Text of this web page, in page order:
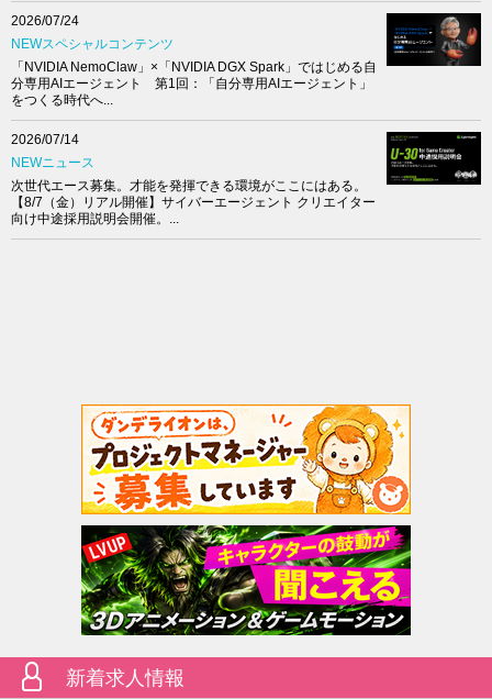
2026/07/24
NEWスペシャルコンテンツ
「NVIDIA NemoClaw」×「NVIDIA DGX Spark」ではじめる自
分専用AIエージェント 第1回：「自分専用AIエージェント」
をつくる時代へ...
2026/07/14
NEWニュース
次世代エース募集。才能を発揮できる環境がここにはある。
【8/7（金）リアル開催】サイバーエージェント クリエイター
向け中途採用説明会開催。...
新着求人情報